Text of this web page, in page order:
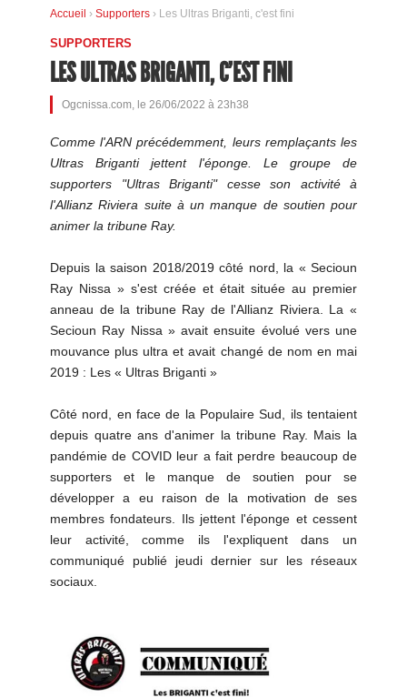
Accueil › Supporters › Les Ultras Briganti, c'est fini
SUPPORTERS
LES ULTRAS BRIGANTI, C'EST FINI
Ogcnissa.com, le 26/06/2022 à 23h38
Comme l'ARN précédemment, leurs remplaçants les
Ultras Briganti jettent l'éponge. Le groupe de
supporters "Ultras Briganti" cesse son activité à
l'Allianz Riviera suite à un manque de soutien pour
animer la tribune Ray.
Depuis la saison 2018/2019 côté nord, la « Secioun
Ray Nissa » s'est créée et était située au premier
anneau de la tribune Ray de l'Allianz Riviera. La «
Secioun Ray Nissa » avait ensuite évolué vers une
mouvance plus ultra et avait changé de nom en mai
2019 : Les « Ultras Briganti »
Côté nord, en face de la Populaire Sud, ils tentaient
depuis quatre ans d'animer la tribune Ray. Mais la
pandémie de COVID leur a fait perdre beaucoup de
supporters et le manque de soutien pour se
développer a eu raison de la motivation de ses
membres fondateurs. Ils jettent l'éponge et cessent
leur activité, comme ils l'expliquent dans un
communiqué publié jeudi dernier sur les réseaux
sociaux.